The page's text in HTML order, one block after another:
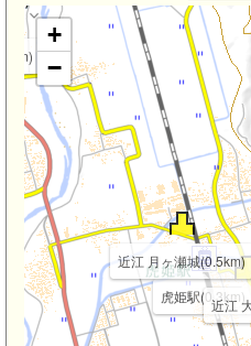
虎姫駅(0.3km)
近江
近江 月ヶ瀬城(0.5km)
+
−